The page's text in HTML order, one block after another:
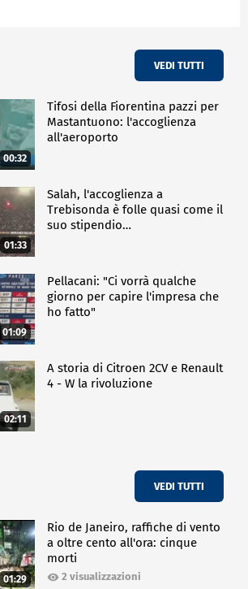
VEDI TUTTI
00:32
Tifosi della Fiorentina pazzi per
Mastantuono: l'accoglienza
all'aeroporto
01:33
Salah, l'accoglienza a
Trebisonda è folle quasi come il
suo stipendio…
01:09
Pellacani: "Ci vorrà qualche
giorno per capire l'impresa che
ho fatto"
02:11
A storia di Citroen 2CV e Renault
4 - W la rivoluzione
VEDI TUTTI
01:29
Rio de Janeiro, raffiche di vento
a oltre cento all'ora: cinque
morti
2 visualizzazioni